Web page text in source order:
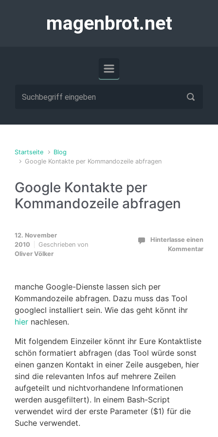
magenbrot.net
Startseite
Blog
Google Kontakte per Kommandozeile abfragen
Google Kontakte per
Kommandozeile abfragen
12. November
2010
Geschrieben von
Oliver Völker
Hinterlasse einen
Kommentar
manche Google-Dienste lassen sich per
Kommandozeile abfragen. Dazu muss das Tool
googlecl installiert sein. Wie das geht könnt ihr
hier nachlesen.
Mit folgendem Einzeiler könnt ihr Eure Kontaktliste
schön formatiert abfragen (das Tool würde sonst
einen ganzen Kontakt in einer Zeile ausgeben, hier
sind die relevanten Infos auf mehrere Zeilen
aufgeteilt und nichtvorhandene Informationen
werden ausgefiltert). In einem Bash-Script
verwendet wird der erste Parameter ($1) für die
Suche verwendet.